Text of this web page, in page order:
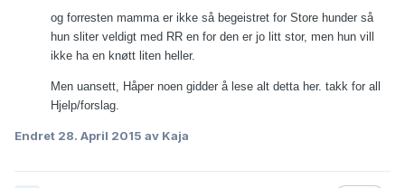
og forresten mamma er ikke så begeistret for Store hunder så
hun sliter veldigt med RR en for den er jo litt stor, men hun vill
ikke ha en knøtt liten heller.
Men uansett, Håper noen gidder å lese alt detta her. takk for all
Hjelp/forslag.
Endret 28. April 2015 av Kaja